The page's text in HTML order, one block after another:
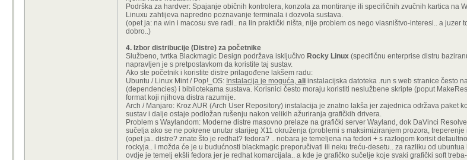
Podrška za hardver: Spajanje običnih kontrolera, konzola za montiranje ili specifičnih zvučnih kartica na
Linuxu zahtijeva napredno poznavanje terminala i dozvola sustava.
(opet ja: na win i macosu sve radi.. na lin praktički ništa, nije problem os nego vlasništvo-interesi.. a juzer
dobro..)
4. Izbor distribucije (Distre) za početnike
Službeno, tvrtka Blackmagic Design podržava isključivo Rocky Linux (specifičnu enterprise distru
napravljen je s pretpostavkom da koristite taj sustav.
Ako ste početnik i koristite distre prilagođene lakšem radu:
Ubuntu / Linux Mint / Pop!_OS: Instalacija je moguća, ali instalacijska datoteka .run s web stranice često
(dependencies) i bibliotekama sustava. Korisnici često moraju koristiti neslužbene skripte (poput
format koji njihova distra razumije.
Arch / Manjaro: Kroz AUR (Arch User Repository) instalacija je znatno lakša jer zajednica održava paket
sustav i dalje ostaje podložan rušenju nakon velikih ažuriranja grafičkih drivera.
Problem s Waylandom: Moderne distre masovno prelaze na grafički server Wayland, dok DaVinci
sučelja ako se ne pokrene unutar starijeg X11 okruženja (problemi s maksimiziranjem prozora, treperenje
(opet ja.. distre? znate što je redhat? fedora? .. nobara je temeljena na fedori + s razlogom korisit
rockyja.. i možda će je u budućnosti blackmagic preporučivati ili neku treću-desetu.. za razliku od
ovdje je temelj ekšli fedora jer je redhat komarcijala.. a kde je grafičko sučelje koje svaki grafički soft